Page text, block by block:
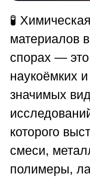
🧪
материалов
спорах —
наукоёмких
значимых
которого
смеси,
полимеры,